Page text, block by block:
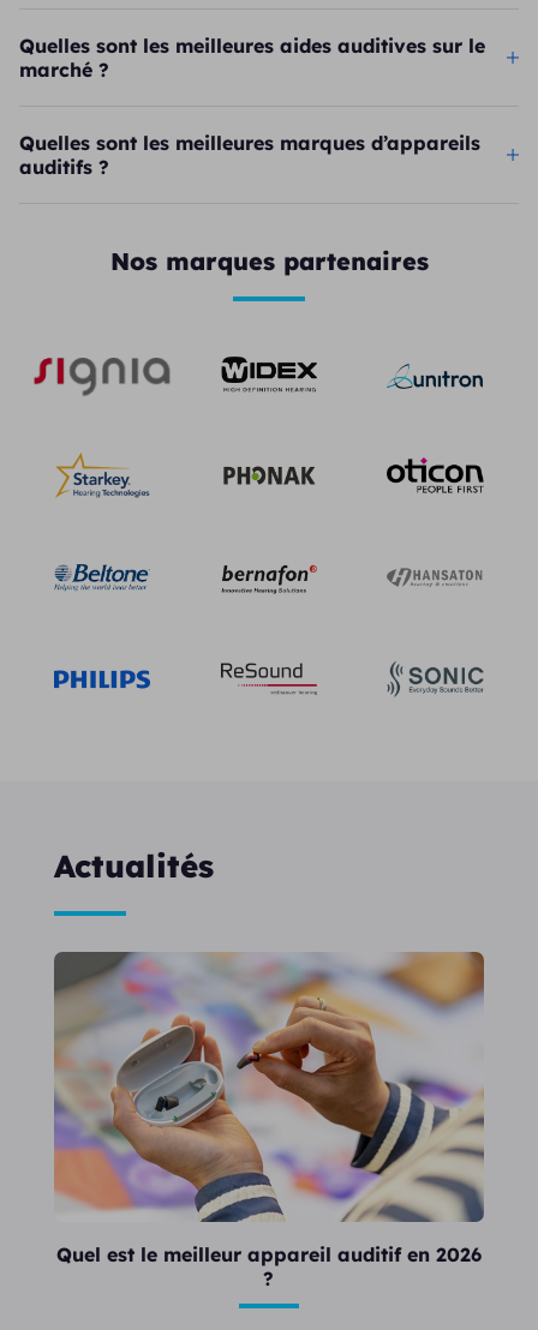
Quelles sont les meilleures aides auditives sur le
marché ?
Quelles sont les meilleures marques d’appareils
auditifs ?
Nos marques partenaires
Actualités
Quel est le meilleur appareil auditif en 2026
?